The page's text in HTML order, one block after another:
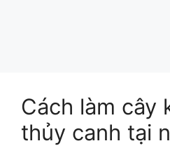
Cách làm cây
thủy canh tại